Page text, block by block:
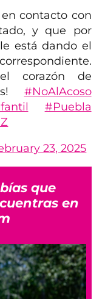
contacto con
y que por
está dando el
corazón de
#NoAlAcoso
#Puebla
23, 2025
que
en